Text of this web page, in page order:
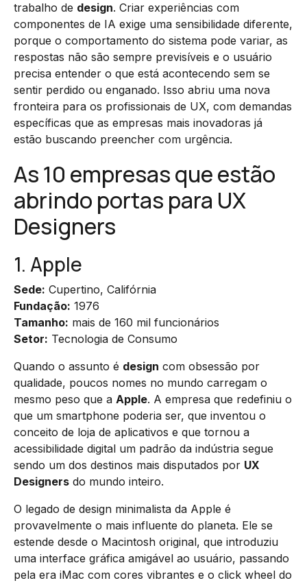
trabalho de design. Criar experiências com
componentes de IA exige uma sensibilidade diferente,
porque o comportamento do sistema pode variar, as
respostas não são sempre previsíveis e o usuário
precisa entender o que está acontecendo sem se
sentir perdido ou enganado. Isso abriu uma nova
fronteira para os profissionais de UX, com demandas
específicas que as empresas mais inovadoras já
estão buscando preencher com urgência.
As 10 empresas que estão
abrindo portas para UX
Designers
1. Apple
Sede: Cupertino, Califórnia
Fundação: 1976
Tamanho: mais de 160 mil funcionários
Setor: Tecnologia de Consumo
Quando o assunto é design com obsessão por
qualidade, poucos nomes no mundo carregam o
mesmo peso que a Apple. A empresa que redefiniu o
que um smartphone poderia ser, que inventou o
conceito de loja de aplicativos e que tornou a
acessibilidade digital um padrão da indústria segue
sendo um dos destinos mais disputados por UX
Designers do mundo inteiro.
O legado de design minimalista da Apple é
provavelmente o mais influente do planeta. Ele se
estende desde o Macintosh original, que introduziu
uma interface gráfica amigável ao usuário, passando
pela era iMac com cores vibrantes e o click wheel do